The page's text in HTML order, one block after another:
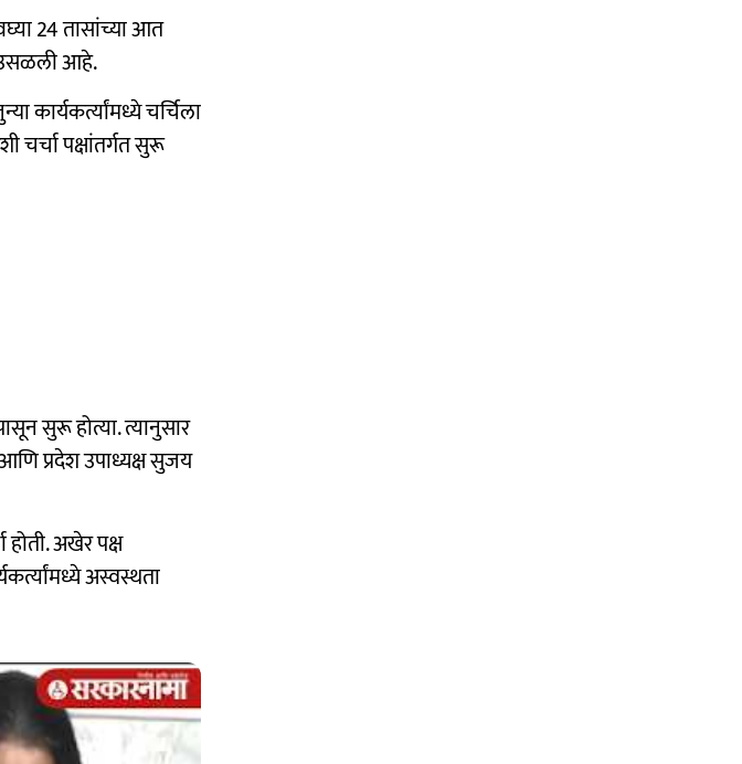
24 तासांच्या आत
उसळली आहे.
कार्यकर्त्यांमध्ये चर्चिला
पक्षांतर्गत सुरू
सुरू होत्या. त्यानुसार
प्रदेश उपाध्यक्ष सुजय
होती. अखेर पक्ष
अस्वस्थता